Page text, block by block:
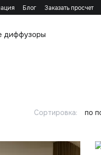
Блог Заказать просчет
диффузоры
Сортировка: по